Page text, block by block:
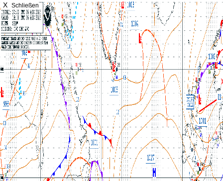
X Schließen